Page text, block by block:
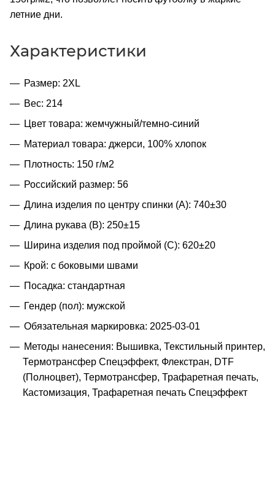
летние дни.
Характеристики
Размер: 2XL
Вес: 214
Цвет товара: жемчужный/темно-синий
Материал товара: джерси, 100% хлопок
Плотность: 150 г/м2
Российский размер: 56
Длина изделия по центру спинки (A): 740±30
Длина рукава (B): 250±15
Ширина изделия под проймой (С): 620±20
Крой: с боковыми швами
Посадка: стандартная
Гендер (пол): мужской
Обязательная маркировка: 2025-03-01
Методы нанесения: Вышивка, Текстильный принтер,
Термотрансфер Спецэффект, Флекстран, DTF
(Полноцвет), Термотрансфер, Трафаретная печать,
Кастомизация, Трафаретная печать Спецэффект